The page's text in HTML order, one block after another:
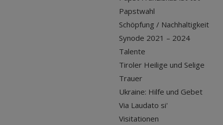
Papstwahl
Schöpfung / Nachhaltigkeit
Synode 2021 – 2024
Talente
Tiroler Heilige und Selige
Trauer
Ukraine: Hilfe und Gebet
Via Laudato si'
Visitationen